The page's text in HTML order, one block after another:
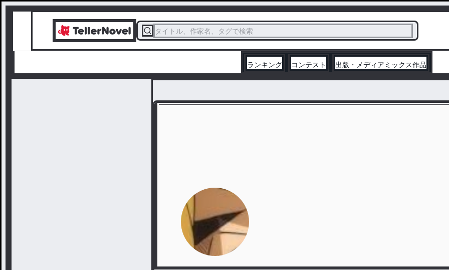
タイトル、作家名、タグで検索
ランキング コンテスト 出版・メディアミックス作品